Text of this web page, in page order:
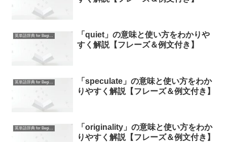
英単語辞典 for Beginners
「quiet」の意味と使い方をわかりや
すく解説【フレーズ＆例文付き】
英単語辞典 for Beginners
「speculate」の意味と使い方をわか
りやすく解説【フレーズ＆例文付き】
英単語辞典 for Beginners
「originality」の意味と使い方をわか
りやすく解説【フレーズ＆例文付き】